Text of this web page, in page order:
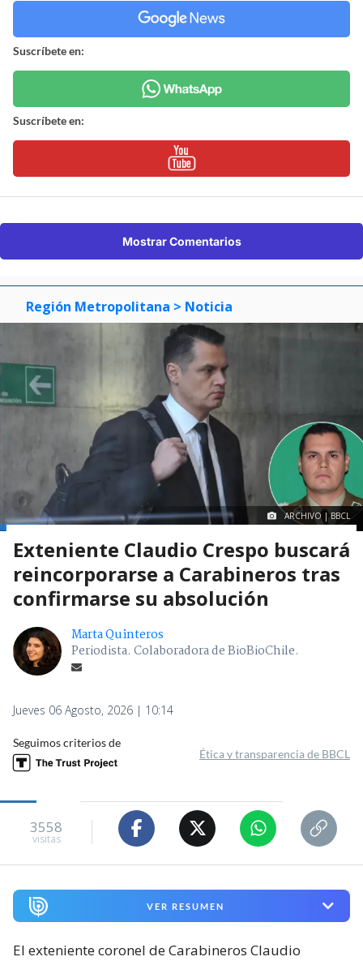
Suscríbete en:
Suscríbete en:
Mostrar Comentarios
Región Metropolitana > Noticia
ARCHIVO | BBCL
Exteniente Claudio Crespo buscará
reincorporarse a Carabineros tras
confirmarse su absolución
Marta Quinteros
Periodista. Colaboradora de BioBioChile.
Jueves 06 Agosto, 2026 | 10:14
Seguimos criterios de
Ética y transparencia de BBCL
3558
visitas
VER RESUMEN
El exteniente coronel de Carabineros Claudio